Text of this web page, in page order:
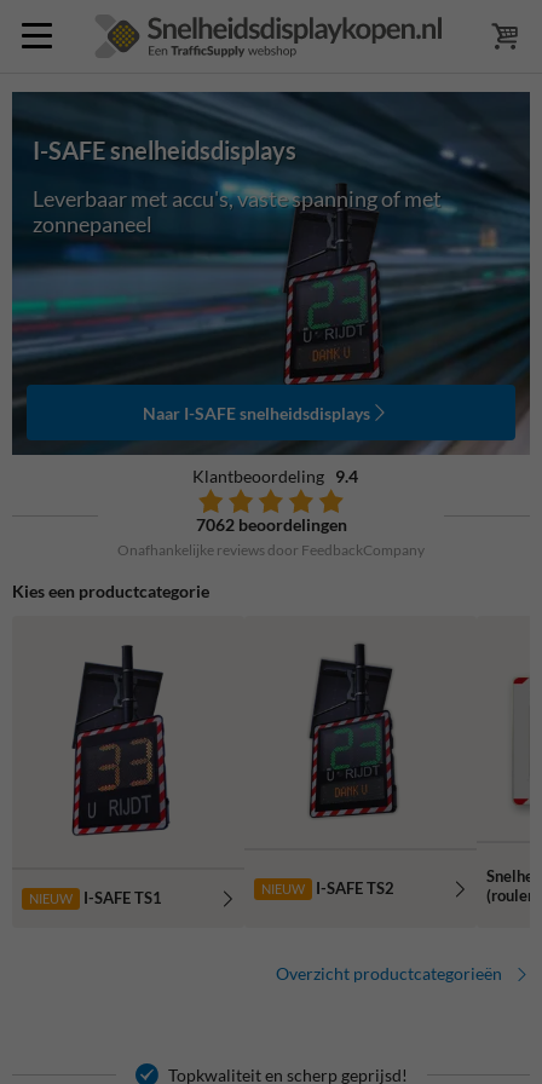
Leverbaar met accu's, vaste spanning of met
zonnepaneel
I-SAFE snelheidsdisplays
Naar I-SAFE snelheidsdisplays
Klantbeoordeling 9.4
7062 beoordelingen
Onafhankelijke reviews door FeedbackCompany
Kies een productcategorie
NIEUW I-SAFE TS1 NIEUW I-SAFE TS2
Overzicht productcategorieën
Topkwaliteit en scherp geprijsd!